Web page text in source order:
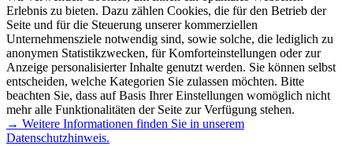
Erlebnis zu bieten. Dazu zählen Cookies, die für den Betrieb der
Seite und für die Steuerung unserer kommerziellen
Unternehmensziele notwendig sind, sowie solche, die lediglich zu
anonymen Statistikzwecken, für Komforteinstellungen oder zur
Anzeige personalisierter Inhalte genutzt werden. Sie können selbst
entscheiden, welche Kategorien Sie zulassen möchten. Bitte
beachten Sie, dass auf Basis Ihrer Einstellungen womöglich nicht
mehr alle Funktionalitäten der Seite zur Verfügung stehen.
→ Weitere Informationen finden Sie in unserem
Datenschutzhinweis.